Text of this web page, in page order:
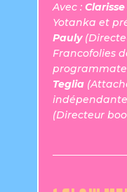
Avec :
Yotanka et
Pauly
Francofolies
Teglia
(Directeur